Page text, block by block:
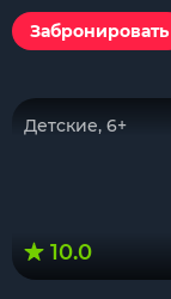
Забронировать
Детские, 6+
10.0